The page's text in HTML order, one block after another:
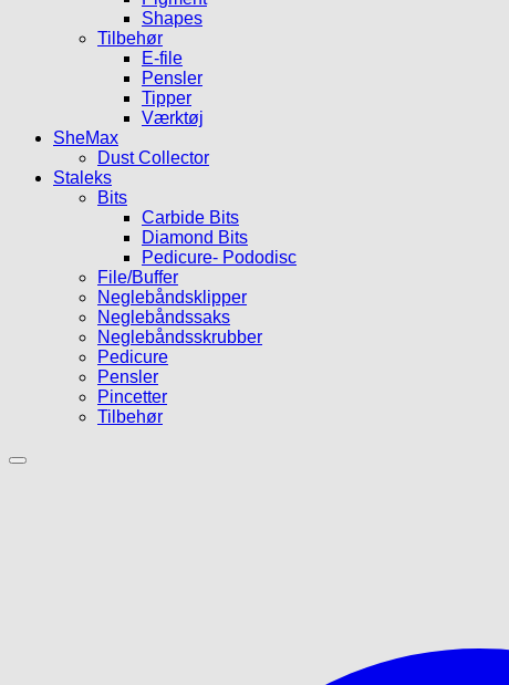
Shapes
Tilbehør
E-file
Pensler
Tipper
Værktøj
SheMax
Dust Collector
Staleks
Bits
Carbide Bits
Diamond Bits
Pedicure- Pododisc
File/Buffer
Neglebåndsklipper
Neglebåndssaks
Neglebåndsskrubber
Pedicure
Pensler
Pincetter
Tilbehør